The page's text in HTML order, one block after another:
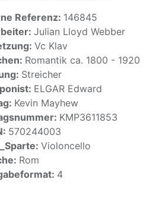
Referenz: 146845
Julian Lloyd Webber
Vc Klav
Romantik ca. 1800 - 1920
Streicher
ELGAR Edward
Kevin Mayhew
KMP3611853
570244003
Violoncello
Rom
4